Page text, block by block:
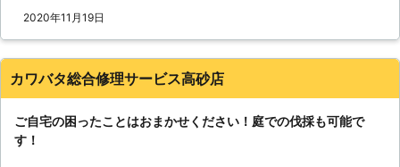
期入院、施設への入居などで管理でき
なくなってしまった。家や土地を売却
らない、などです。きちんと管理する
2020年11月19日
カワバタ総合修理サービス高砂店
ご自宅の困ったことはおまかせください！庭での伐採も可能で
す！